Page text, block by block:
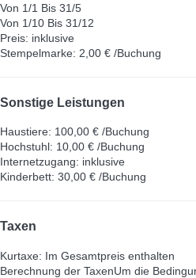
Von 1/1 Bis 31/5
Von 1/10 Bis 31/12
Preis: inklusive
Stempelmarke: 2,00 € /Buchung
Sonstige Leistungen
Haustiere: 100,00 € /Buchung
Hochstuhl: 10,00 € /Buchung
Internetzugang: inklusive
Kinderbett: 30,00 € /Buchung
Taxen
Kurtaxe: Im Gesamtpreis enthalten
Berechnung der TaxenUm die